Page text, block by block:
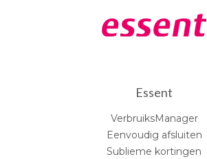
Essent
VerbruiksManager
Eenvoudig afsluiten
Sublieme kortingen